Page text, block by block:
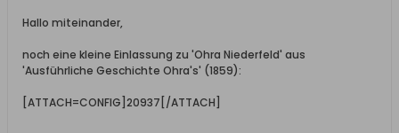
Hallo miteinander,
noch eine kleine Einlassung zu 'Ohra Niederfeld' aus
'Ausführliche Geschichte Ohra's' (1859):
[ATTACH=CONFIG]20937[/ATTACH]